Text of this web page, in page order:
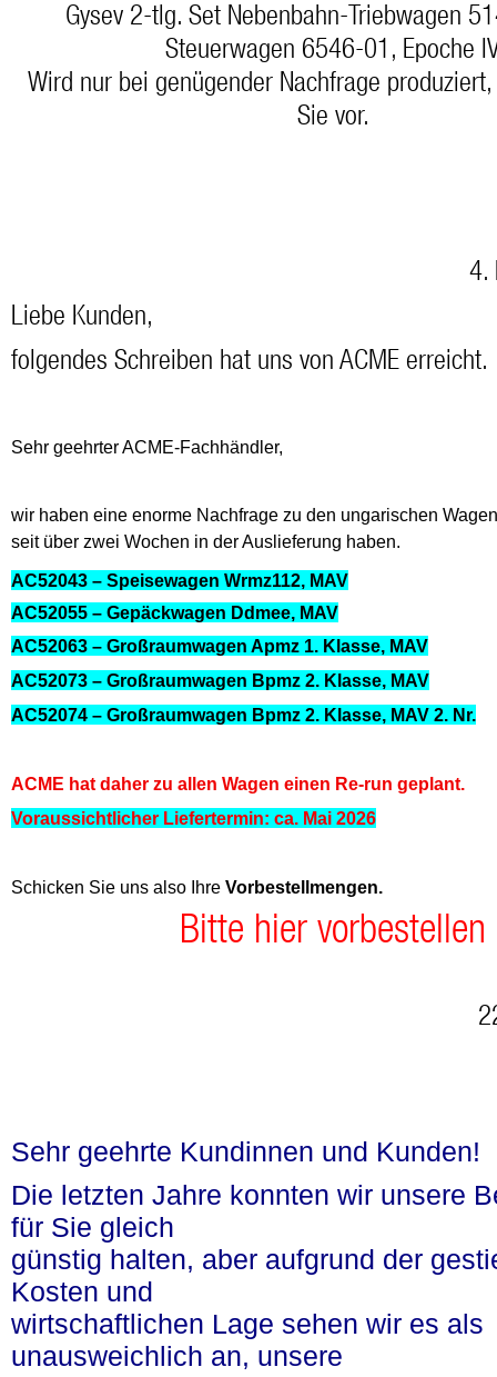
Gysev 2-tlg. Set Nebenbahn-Triebwagen
Steuerwagen 6546-01, Epoche
Wird nur bei genügender Nachfrage
Sie vor.
4.
Liebe Kunden,
folgendes Schreiben hat uns von ACME erreicht.
Sehr geehrter ACME-Fachhändler,
wir haben eine enorme Nachfrage zu den ungarischen
seit über zwei Wochen in der Auslieferung haben.
AC52043 – Speisewagen Wrmz112, MAV
AC52055 – Gepäckwagen Ddmee, MAV
AC52063 – Großraumwagen Apmz 1. Klasse, MAV
AC52073 – Großraumwagen Bpmz 2. Klasse, MAV
AC52074 – Großraumwagen Bpmz 2. Klasse, MAV 2. Nr.
ACME hat daher zu allen Wagen einen Re-run geplant.
Voraussichtlicher Liefertermin: ca. Mai 2026
Schicken Sie uns also Ihre Vorbestellmengen.
Bitte hier vorbestellen
Sehr geehrte Kundinnen und Kunden!
Die letzten Jahre konnten wir unsere
für Sie gleich
günstig halten, aber aufgrund der
Kosten und
wirtschaftlichen Lage sehen wir es als
unausweichlich an, unsere